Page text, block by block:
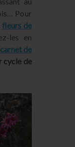
Pour
fleurs de
les en
de
cycle de